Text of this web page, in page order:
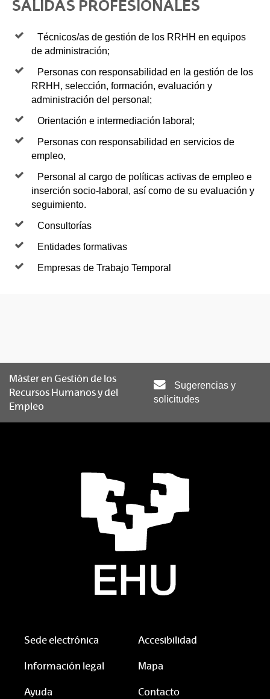
SALIDAS PROFESIONALES
Técnicos/as de gestión de los RRHH en equipos
de administración;
Personas con responsabilidad en la gestión de los
RRHH, selección, formación, evaluación y
administración del personal;
Orientación e intermediación laboral;
Personas con responsabilidad en servicios de
empleo,
Personal al cargo de políticas activas de empleo e
inserción socio-laboral, así como de su evaluación y
seguimiento.
Consultorías
Entidades formativas
Empresas de Trabajo Temporal
Máster en Gestión de los
Recursos Humanos y del
Empleo
Sugerencias y
solicitudes
Sede electrónica Accesibilidad
Información legal Mapa
Ayuda Contacto